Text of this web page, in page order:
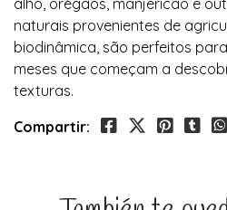
alho, orégãos, manjericão e
naturais provenientes de
biodinâmica, são perfeitos
meses que começam a
texturas.
Compartir: